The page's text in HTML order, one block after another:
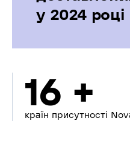
у 2024 році
16 +
країн присутності